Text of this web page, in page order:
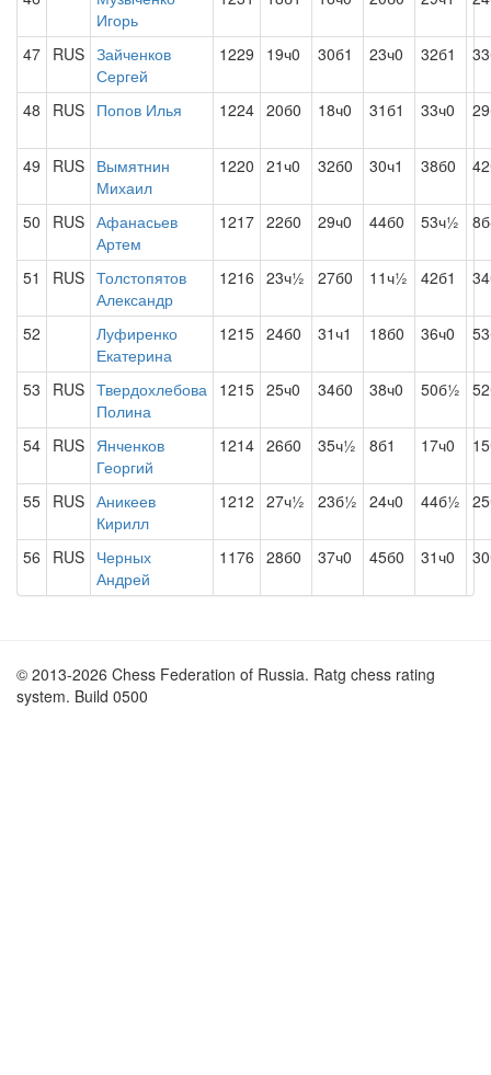
Игорь
47 RUS Зайченков
Сергей
1229 19ч0 30б1 23ч0 32б1
48 RUS Попов Илья 1224 20б0 18ч0 31б1 33ч0
49 RUS Вымятнин
Михаил
1220 21ч0 32б0 30ч1 38б0
50 RUS Афанасьев
Артем
1217 22б0 29ч0 44б0 53ч½
51 RUS Толстопятов
Александр
1216 23ч½ 27б0 11ч½ 42б1
52
Луфиренко
Екатерина
1215 24б0 31ч1 18б0 36ч0
53 RUS Твердохлебова
Полина
1215 25ч0 34б0 38ч0 50б½
54 RUS Янченков
Георгий
1214 26б0 35ч½ 8б1 17ч0
55 RUS Аникеев
Кирилл
1212 27ч½ 23б½ 24ч0 44б½
56 RUS Черных
Андрей
1176 28б0 37ч0 45б0 31ч0
© 2013-2026 Chess Federation of Russia. Ratg chess rating
system. Build 0500